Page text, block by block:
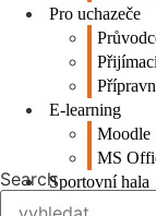
Pro uchazeče
E-learning
Moodle
MS
Sportovní hala
Kontakty
Search